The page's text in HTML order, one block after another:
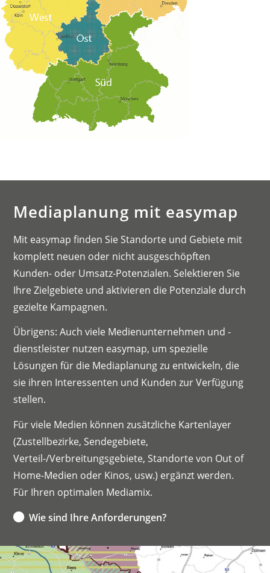
Mediaplanung mit easymap
Mit easymap finden Sie Standorte und Gebiete mit
komplett neuen oder nicht ausgeschöpften
Kunden- oder Umsatz-Potenzialen. Selektieren Sie
Ihre Zielgebiete und aktivieren die Potenziale durch
gezielte Kampagnen.
Übrigens: Auch viele Medienunternehmen und -
dienstleister nutzen easymap, um spezielle
Lösungen für die Mediaplanung zu entwickeln, die
sie ihren Interessenten und Kunden zur Verfügung
stellen.
Für viele Medien können zusätzliche Kartenlayer
(Zustellbezirke, Sendegebiete,
Verteil-/Verbreitungsgebiete, Standorte von Out of
Home-Medien oder Kinos, usw.) ergänzt werden.
Für Ihren optimalen Mediamix.
Wie sind Ihre Anforderungen?